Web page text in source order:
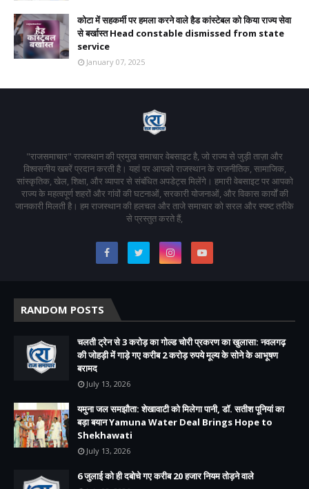
कोटा में सहकर्मी पर हमला करने वाले हैड कांस्टेबल को किया राज्य सेवा
से बर्खास्त Head constable dismissed from state
service
January 07, 2025
"राजसमाचार" राजस्थान की प्रमुख समाचार वेबसाइट है, जो राज्य से जुड़ी ताज़ा और
विश्वसनीय खबरें प्रदान करती है। यहां पर आपको राजस्थान के राजनीतिक, सामाजिक,
सांस्कृतिक, खेल, शिक्षा, और व्यापार से संबंधित अपडेट्स मिलेंगे। हमारी वेबसाइट पर आपको
राज्य के महत्वपूर्ण शहरों और गांवों की घटनाओं, सरकारी योजनाओं, और विकास कार्यों की
जानकारी मिलती है। हम राजस्थान की हलचल और ताजे समाचार को सरल और स्पष्ट तरीके
से प्रस्तुत करते हैं,
RANDOM POSTS
चलती ट्रेन से 3 करोड़ का गोल्ड चोरी प्रकरण का खुलासा: नवलगढ़
की जोहड़ी में गाड़े गए करीब 2 करोड़ रुपये मूल्य के सोने के आभूषण
बरामद
July 13, 2026
यमुना जल समझौता: शेखावाटी को मिलेगा पानी, डॉ. सतीश पूनियां का
बड़ा बयान Yamuna Water Deal Brings Hope to
Shekhawati
July 13, 2026
6 जुलाई को ही दबोचे गए करीब 20 हजार नियम तोड़ने वाले